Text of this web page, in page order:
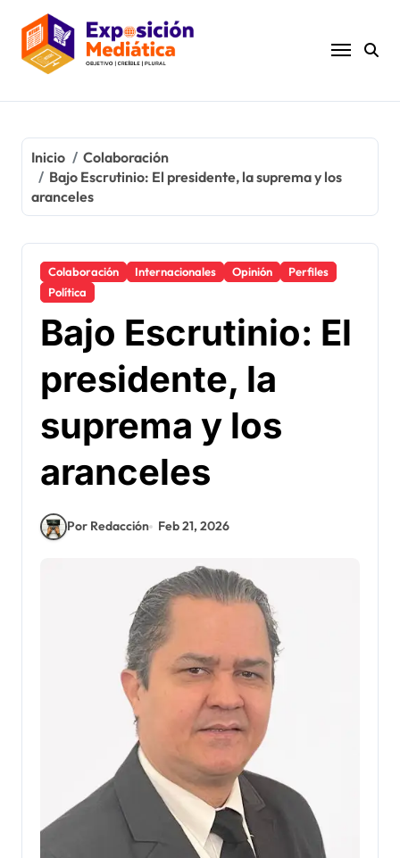
contenido
Inicio
Colaboración
Bajo Escrutinio: El presidente, la suprema y los
aranceles
Colaboración Internacionales Opinión
Perfiles
Política
Bajo Escrutinio: El
presidente, la
suprema y los
aranceles
Por Redacción Feb 21, 2026